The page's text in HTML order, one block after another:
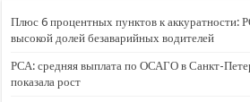
Плюс 6 процентных пунктов к аккуратности:
высокой долей безаварийных водителей
РСА: средняя выплата по ОСАГО в Санкт-
показала рост